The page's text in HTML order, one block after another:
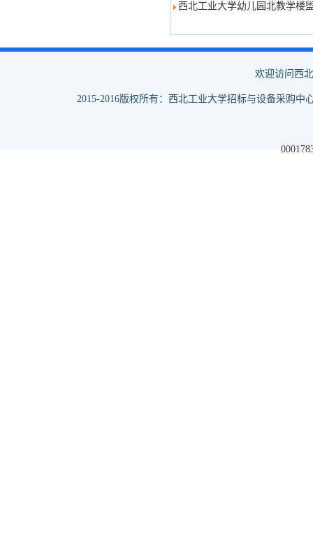
西北工业大学幼儿园北教学楼
欢迎访问西
2015-2016版权所有：西北工业大学招标与设备采购